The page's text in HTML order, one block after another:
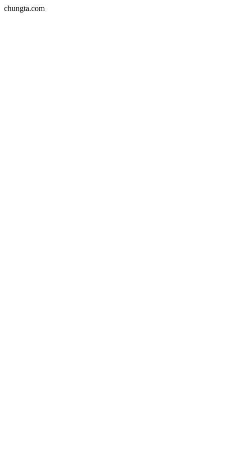
chungta.com